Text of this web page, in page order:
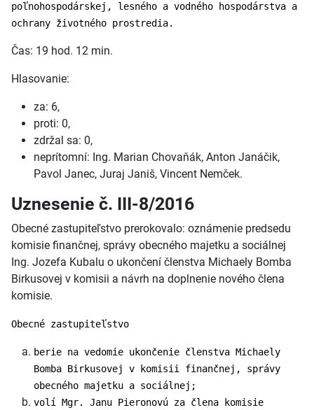
poľnohospodárskej, lesného a vodného hospodárstva a
ochrany životného prostredia.
Čas: 19 hod. 12 min.
Hlasovanie:
za: 6,
proti: 0,
zdržal sa: 0,
neprítomní: Ing. Marian Chovaňák, Anton Janáčik,
Pavol Janec, Juraj Janiš, Vincent Nemček.
Uznesenie č. III-8/2016
Obecné zastupiteľstvo prerokovalo: oznámenie predsedu
komisie finančnej, správy obecného majetku a sociálnej
Ing. Jozefa Kubalu o ukončení členstva Michaely Bomba
Birkusovej v komisii a návrh na doplnenie nového člena
komisie.
Obecné zastupiteľstvo
berie na vedomie ukončenie členstva Michaely
Bomba Birkusovej v komisii finančnej, správy
obecného majetku a sociálnej;
volí Mgr. Janu Pieronovú za člena komisie